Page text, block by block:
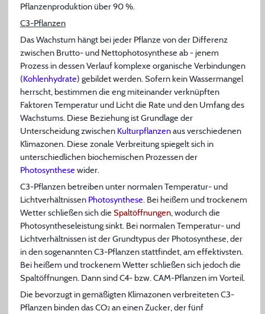
Pflanzenproduktion über 90 %.
C3-Pflanzen
Das Wachstum hängt bei jeder Pflanze von der Differenz
zwischen Brutto- und Nettophotosynthese ab - jenem
Prozess in dessen Verlauf komplexe organische Verbindungen
(Kohlenhydrate) gebildet werden. Sofern kein Wassermangel
herrscht, bestimmen die eng miteinander verknüpften
Faktoren Temperatur und Licht die Rate und den Umfang des
Wachstums. Diese Beziehung ist Grundlage der
Unterscheidung zwischen Kulturpflanzenaus verschiedenen
Klimazonen. Diese zonale Verbreitung spiegelt sich in
unterschiedlichen biochemischen Prozessen der
Photosynthese wider.
C3-Pflanzen betreiben unter normalen Temperatur- und
Lichtverhältnissen Photosynthese. Bei heißem und trockenem
Wetter schließen sich die Spaltöffnungen, wodurch die
Photosyntheseleistung sinkt. Bei normalen Temperatur- und
Lichtverhältnissen ist der Grundtypus der Photosynthese, der
in den sogenannten C3-Pflanzen stattfindet, am effektivsten.
Bei heißem und trockenem Wetter schließen sich jedoch die
Spaltöffnungen. Dann sind C4- bzw. CAM-Pflanzen im Vorteil.
Die bevorzugt in gemäßigten Klimazonen verbreiteten C3-
Pflanzen binden das CO2 an einen Zucker, der fünf